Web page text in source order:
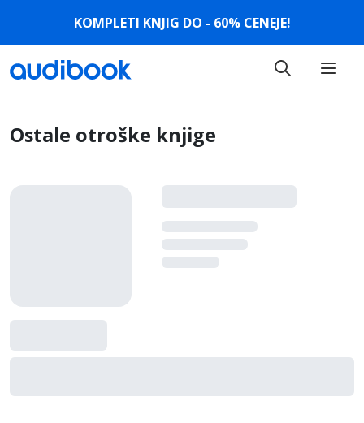
KOMPLETI KNJIG DO - 60% CENEJE!
Ostale otroške knjige